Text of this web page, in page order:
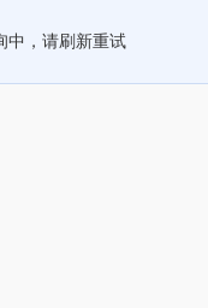
中，请刷新重试